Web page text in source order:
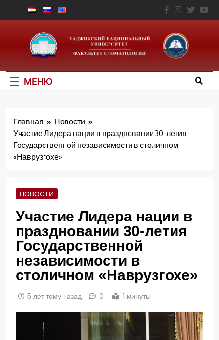
Перейти
к
Факультет
Стоматологии – ТНУ
МЕНЮ
Главная
Новости
Участие Лидера нации в праздновании 30-летия
Государственной независимости в столичном
«Наврузгохе»
НОВОСТИ
Участие Лидера нации в
праздновании 30-летия
Государственной
независимости в
столичном «Наврузгохе»
5 лет тому назад 0 1 минуты